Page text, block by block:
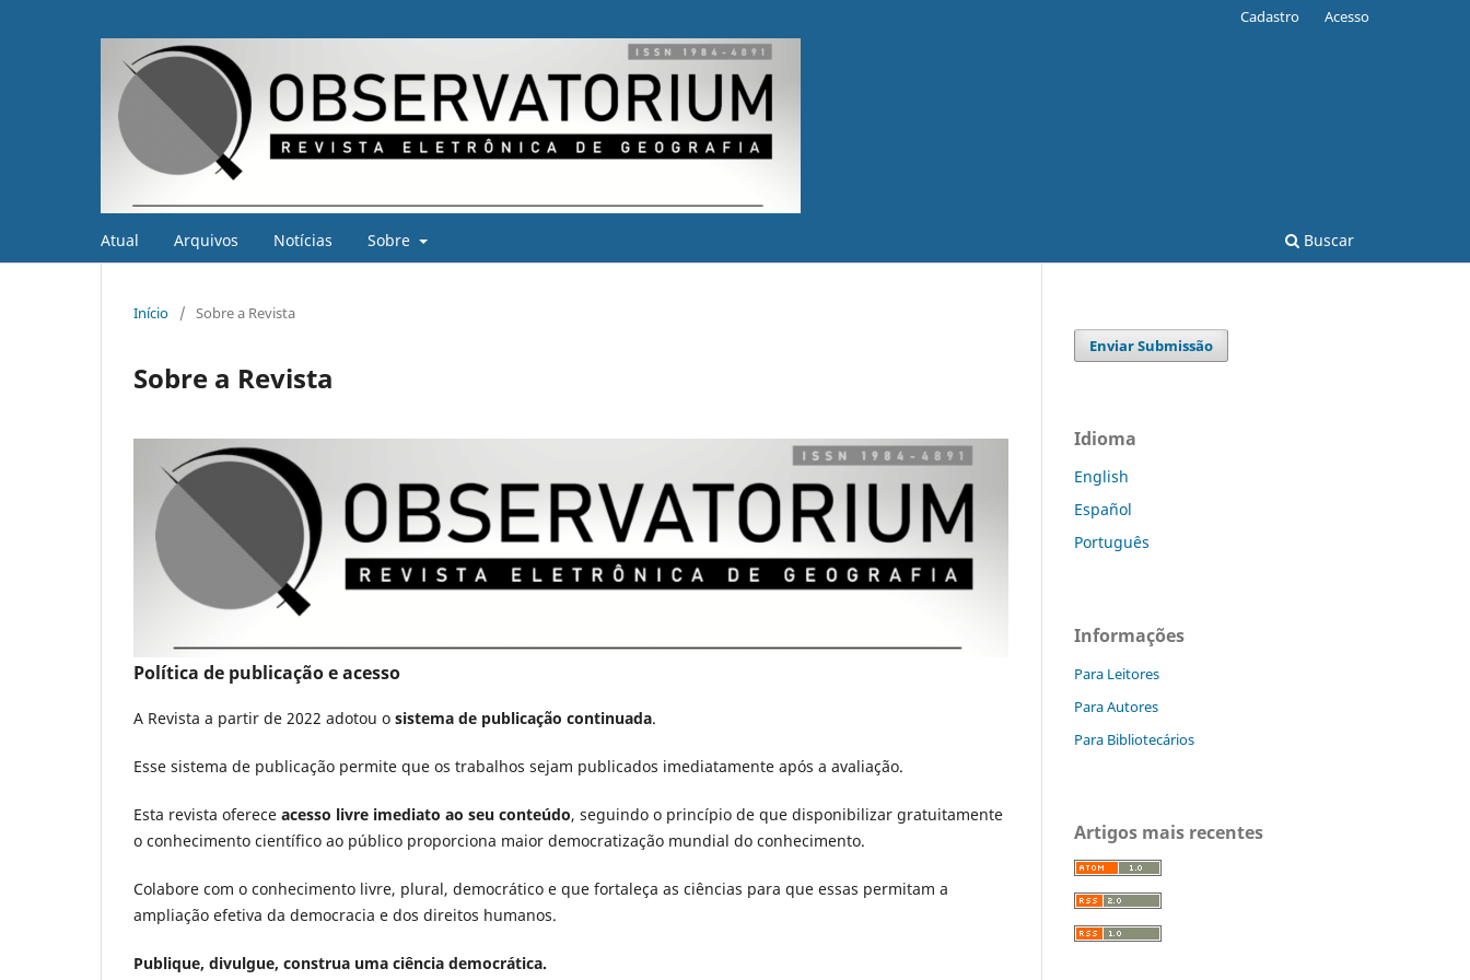
Atual Arquivos Notícias Sobre Buscar
Cadastro Acesso
Início / Sobre a Revista
Sobre a Revista
Política de publicação e acesso
A Revista a partir de 2022 adotou o sistema de publicação continuada.
Esse sistema de publicação permite que os trabalhos sejam publicados imediatamente após a avaliação.
Esta revista oferece acesso livre imediato ao seu conteúdo, seguindo o princípio de que disponibilizar gratuitamente
o conhecimento científico ao público proporciona maior democratização mundial do conhecimento.
Colabore com o conhecimento livre, plural, democrático e que fortaleça as ciências para que essas permitam a
ampliação efetiva da democracia e dos direitos humanos.
Publique, divulgue, construa uma ciência democrática.
Enviar Submissão
Idioma
English
Español
Português
Informações
Para Leitores
Para Autores
Para Bibliotecários
Artigos mais recentes